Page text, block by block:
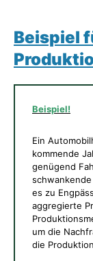
Beispiel
Beispiel!
Ein
kommende
genügend
es zu
aggregierte
um die
die